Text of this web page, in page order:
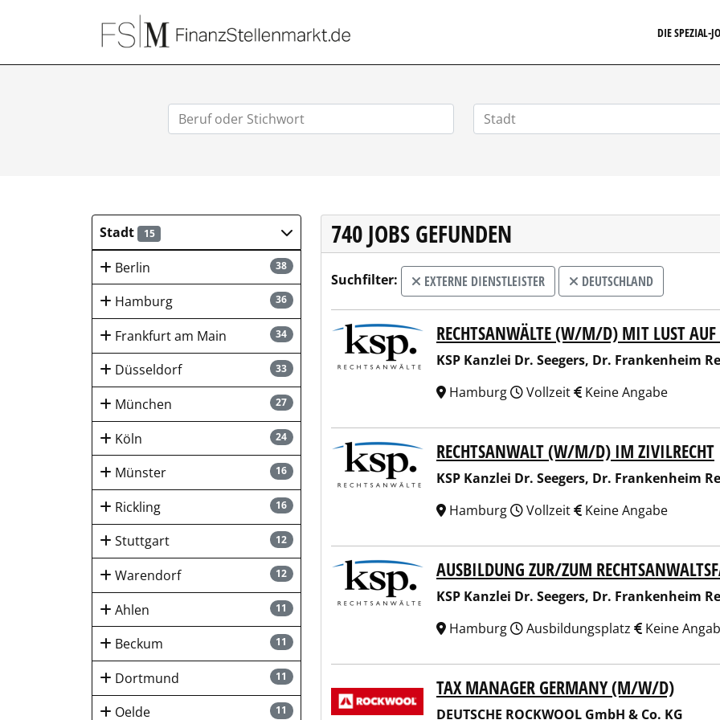
DIE SPEZIAL-
Stadt 15
38
Berlin
36
Hamburg
34
Frankfurt am Main
33
Düsseldorf
27
München
24
Köln
16
Münster
16
Rickling
12
Stuttgart
12
Warendorf
11
Ahlen
11
Beckum
11
Dortmund
11
Oelde
740 JOBS GEFUNDEN
Suchfilter: EXTERNE DIENSTLEISTER DEUTSCHLAND
KSP Kanzlei Dr. Seegers, Dr. Frankenheim
RECHTSANWÄLTE (W/M/D) MIT LUST AUF
KSP Kanzlei Dr. Seegers, Dr. Frankenheim
Hamburg
Vollzeit Keine Angabe
KSP Kanzlei Dr. Seegers, Dr. Frankenheim
RECHTSANWALT (W/M/D) IM ZIVILRECHT
KSP Kanzlei Dr. Seegers, Dr. Frankenheim
Hamburg
Vollzeit Keine Angabe
KSP Kanzlei Dr. Seegers, Dr. Frankenheim
AUSBILDUNG ZUR/ZUM
KSP Kanzlei Dr. Seegers, Dr. Frankenheim
Hamburg
Ausbildungsplatz Keine
DEUTSCHE ROCKWOOL GmbH & Co. KG
TAX MANAGER GERMANY (M/W/D)
DEUTSCHE ROCKWOOL GmbH & Co. KG